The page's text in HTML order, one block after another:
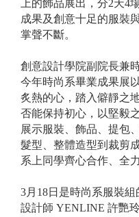
上的飾品展出，分2天4
成果及創意十足的服裝
掌聲不斷。
創意設計學院副院長兼
今年時尚系畢業成果展
炙熱的心，踏入僻靜之
否能保持初心，以堅毅
展示服裝、飾品、提包
髮型、整體造型到裁剪
系上同學齊心合作、全
3月18日是時尚系服裝
設計師 YENLINE 許艷